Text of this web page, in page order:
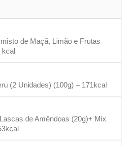
de Maçã, Limão e Frutas
kcal
(2 Unidades) (100g) – 171kcal
de Amêndoas (20g)+ Mix